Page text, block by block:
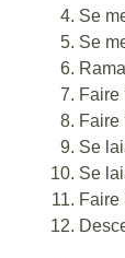
Se
Se
Faire
Faire
Se
Se
Faire